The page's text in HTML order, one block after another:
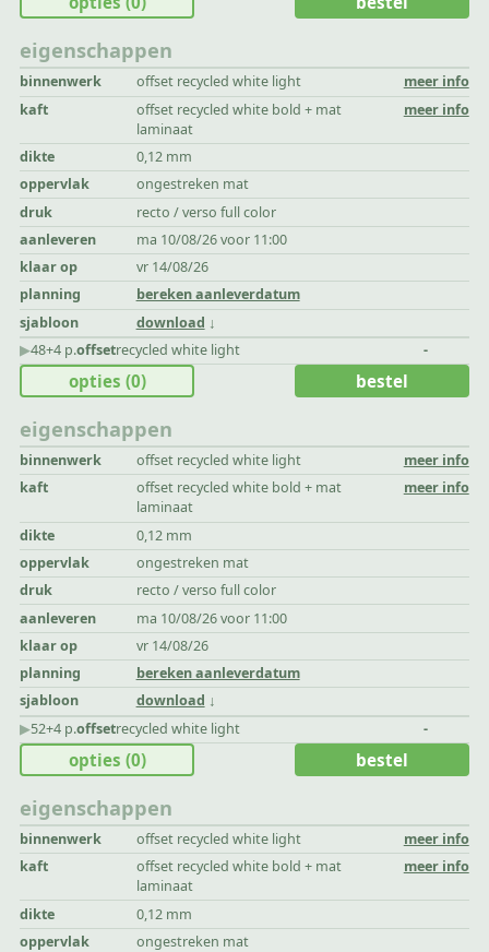
eigenschappen
binnenwerk offset recycled white light
meer info
kaft
offset recycled white bold + mat
laminaat
meer info
dikte
0,12 mm
oppervlak
ongestreken mat
druk
recto / verso full color
aanleveren
ma 10/08/26 voor 11:00
klaar op
vr 14/08/26
planning
bereken aanleverdatum
sjabloon
download
▶︎48+4 p.offsetrecycled white light -
eigenschappen
binnenwerk offset recycled white light
meer info
kaft
offset recycled white bold + mat
laminaat
meer info
dikte
0,12 mm
oppervlak
ongestreken mat
druk
recto / verso full color
aanleveren
ma 10/08/26 voor 11:00
klaar op
vr 14/08/26
planning
bereken aanleverdatum
sjabloon
download
opties (0) bestel
▶︎52+4 p.offsetrecycled white light -
eigenschappen
binnenwerk offset recycled white light
meer info
kaft
offset recycled white bold + mat
laminaat
meer info
dikte
0,12 mm
oppervlak
ongestreken mat
opties (0) bestel